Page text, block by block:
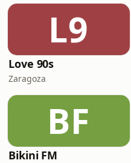
L9
Love 90s
Zaragoza
BF
Bikini FM